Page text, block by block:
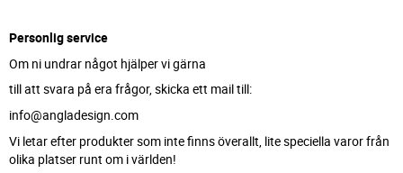
Personlig service
Om ni undrar något hjälper vi gärna
till att svara på era frågor, skicka ett mail till:
info@angladesign.com
Vi letar efter produkter som inte finns överallt, lite speciella varor från
olika platser runt om i världen!